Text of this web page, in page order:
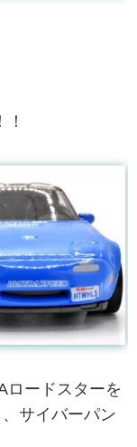
ロードスターを
サイバーパン